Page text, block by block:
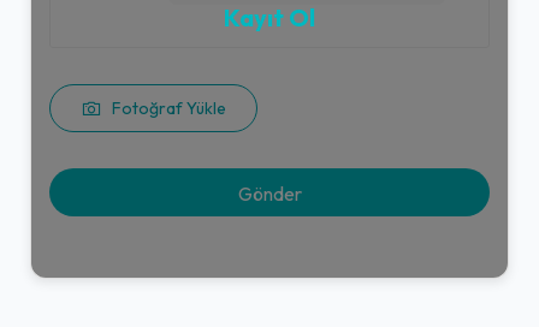
Fotoğraf Yükle
Kayıt Ol